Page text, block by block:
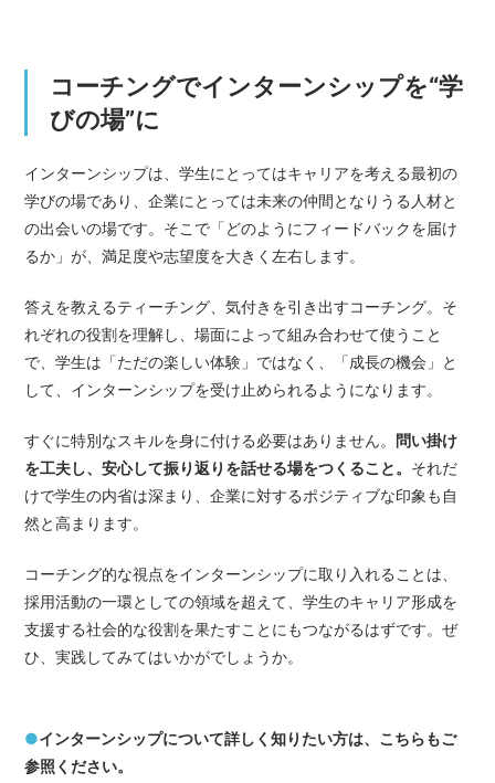
コーチングでインターンシップを“学
びの場”に
インターンシップは、学生にとってはキャリアを考える最初の
学びの場であり、企業にとっては未来の仲間となりうる人材と
の出会いの場です。そこで「どのようにフィードバックを届け
るか」が、満足度や志望度を大きく左右します。
答えを教えるティーチング、気付きを引き出すコーチング。そ
れぞれの役割を理解し、場面によって組み合わせて使うこと
で、学生は「ただの楽しい体験」ではなく、「成長の機会」と
して、インターンシップを受け止められるようになります。
すぐに特別なスキルを身に付ける必要はありません。 問い掛け
を工夫し、安心して振り返りを話せる場をつくること。 それだ
けで学生の内省は深まり、企業に対するポジティブな印象も自
然と高まります。
コーチング的な視点をインターンシップに取り入れることは、
採用活動の一環としての領域を超えて、学生のキャリア形成を
支援する社会的な役割を果たすことにもつながるはずです。ぜ
ひ、実践してみてはいかがでしょうか。
●インターンシップについて詳しく知りたい方は、こちらもご
参照ください。